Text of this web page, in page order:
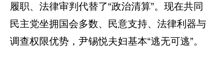
履职、法律审判代替了“政治清算”。现在共同
民主党坐拥国会多数、民意支持、法律利器与
调查权限优势，尹锡悦夫妇基本“逃无可逃”。